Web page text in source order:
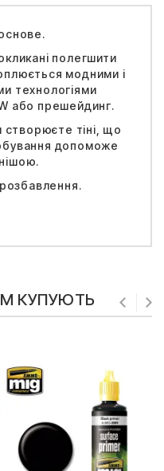
полегшити
модними і
технологіями
або прешейдинг.
створюєте тіні, що
допоможе
КУПУЮТЬ